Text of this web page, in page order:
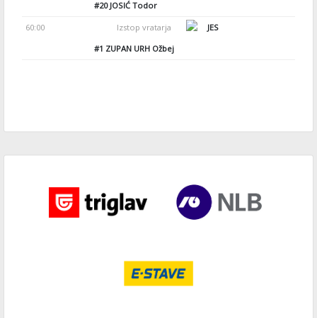
#20JOSIĆ Todor
60:00 Izstop vratarja
JES
#1 ZUPAN URH Ožbej